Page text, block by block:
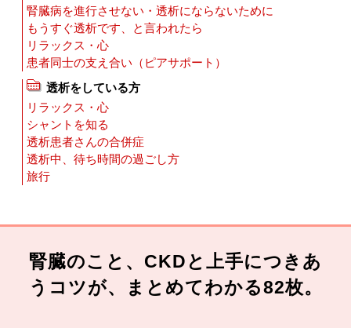
腎臓病を進行させない・透析にならないために
もうすぐ透析です、と言われたら
リラックス・心
患者同士の支え合い（ピアサポート）
透析をしている方
リラックス・心
シャントを知る
透析患者さんの合併症
透析中、待ち時間の過ごし方
旅行
腎臓のこと、CKDと上手につきあ
うコツが、まとめてわかる82枚。